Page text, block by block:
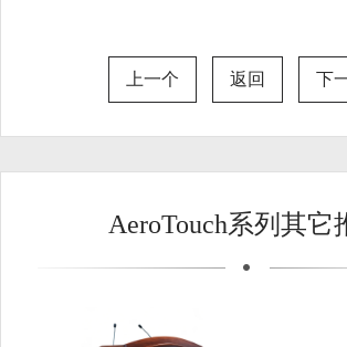
上一个 返回 下
AeroTouch系列其它